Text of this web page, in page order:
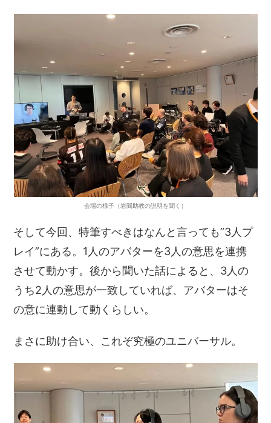
会場の様子（岩間助教の説明を聞く）
そして今回、特筆すべきはなんと言っても”3人プ
レイ”にある。1人のアバターを3人の意思を連携
させて動かす。後から聞いた話によると、3人の
うち2人の意思が一致していれば、アバターはそ
の意に連動して動くらしい。
まさに助け合い、これぞ究極のユニバーサル。